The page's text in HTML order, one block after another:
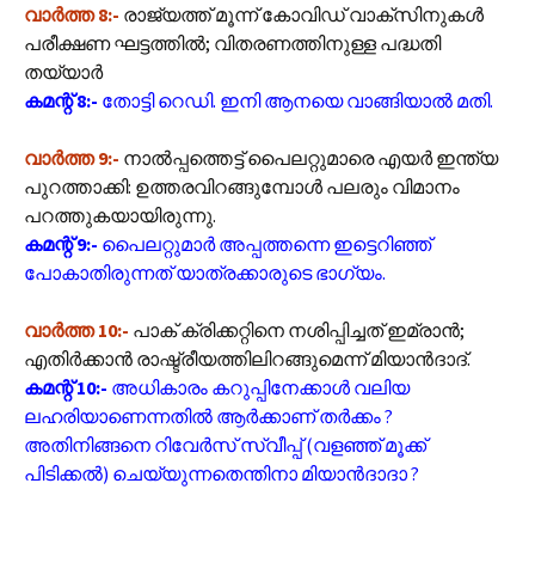
വാർത്ത 8:- രാജ്യത്ത് മൂന്ന് കോവിഡ് വാക്‌സിനുകള്‍
പരീക്ഷണ ഘട്ടത്തില്‍; വിതരണത്തിനുള്ള പദ്ധതി
തയ്യാർ
കമന്റ് 8:- തോട്ടി റെഡി. ഇനി ആനയെ വാങ്ങിയാൽ മതി.
വാർത്ത 9:- നാൽപ്പത്തെട്ട് പൈലറ്റുമാരെ എയര്‍ ഇന്ത്യ
പുറത്താക്കി: ഉത്തരവിറങ്ങുമ്പോള്‍ പലരും വിമാനം
പറത്തുകയായിരുന്നു.
കമന്റ് 9:- പൈലറ്റുമാർ അപ്പത്തന്നെ ഇട്ടെറിഞ്ഞ്
പോകാതിരുന്നത് യാത്രക്കാരുടെ ഭാഗ്യം.
വാർത്ത 10:- പാക് ക്രിക്കറ്റിനെ നശിപ്പിച്ചത് ഇമ്രാന്‍;
എതിര്‍ക്കാന്‍ രാഷ്ട്രീയത്തിലിറങ്ങുമെന്ന് മിയാന്‍ദാദ്.
കമന്റ് 10:- അധികാരം കറുപ്പിനേക്കാൾ വലിയ
ലഹരിയാണെന്നതിൽ ആർക്കാണ് തർക്കം ?
അതിനിങ്ങനെ റിവേർസ് സ്വീപ്പ് (വളഞ്ഞ് മൂക്ക്
പിടിക്കൽ) ചെയ്യുന്നതെന്തിനാ മിയാൻദാദാ ?